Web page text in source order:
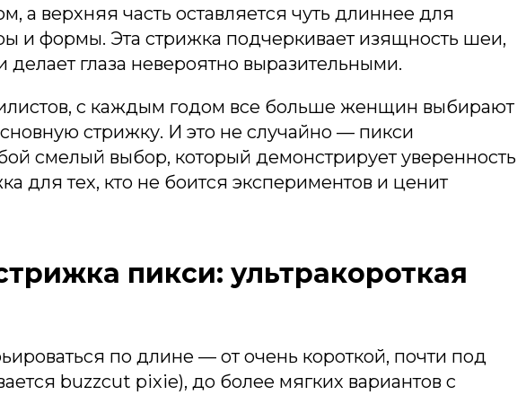
а верхняя часть оставляется чуть длиннее для
и формы. Эта стрижка подчеркивает изящность шеи,
делает глаза невероятно выразительными.
с каждым годом все больше женщин выбирают
стрижку. И это не случайно — пикси
смелый выбор, который демонстрирует уверенность
для тех, кто не боится экспериментов и ценит
пикси: ультракороткая
по длине — от очень короткой, почти под
buzzcut pixie), до более мягких вариантов с